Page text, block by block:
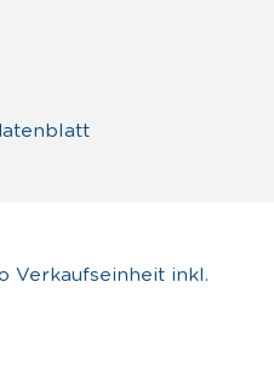
Verkaufseinheit inkl.